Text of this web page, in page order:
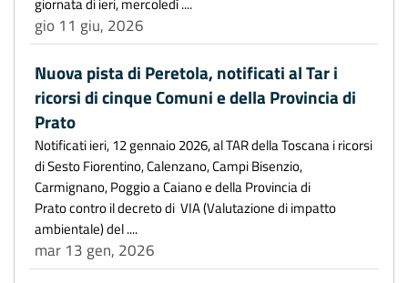
gio 11 giu, 2026
Nuova pista di Peretola, notificati al Tar i
ricorsi di cinque Comuni e della Provincia di
Prato
Notificati ieri, 12 gennaio 2026, al TAR della Toscana i ricorsi
di Sesto Fiorentino, Calenzano, Campi Bisenzio,
Carmignano, Poggio a Caiano e della Provincia di
Prato contro il decreto di VIA (Valutazione di impatto
ambientale) del ....
mar 13 gen, 2026